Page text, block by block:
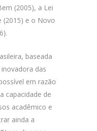
(2005), a Lei
(2015) e o Novo
baseada
das
em razão
capacidade de
acadêmico e
ainda a